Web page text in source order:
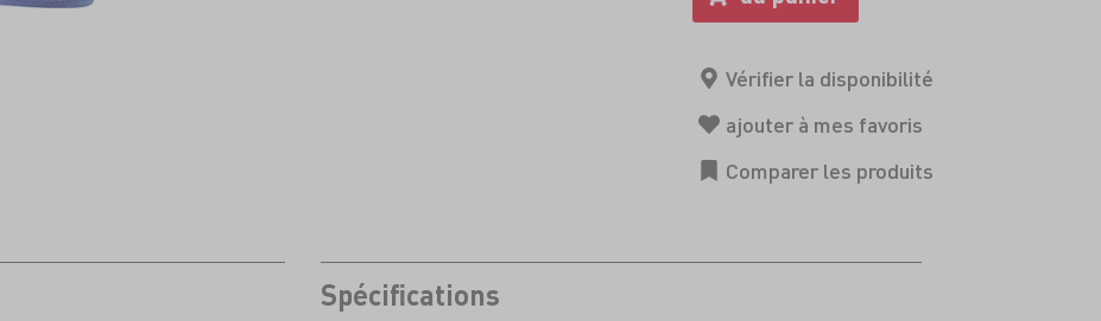
Spécifications